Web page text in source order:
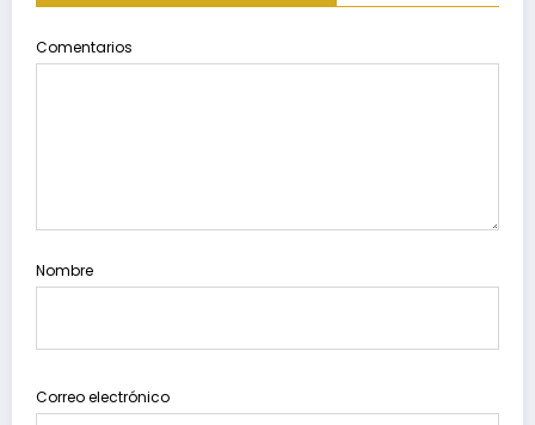
Comentarios
Nombre
Correo electrónico